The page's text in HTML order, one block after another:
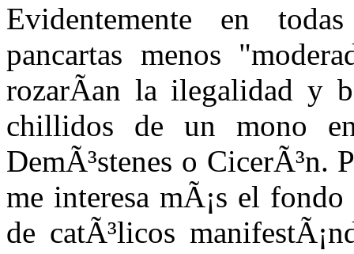
Evidentemente en
pancartas menos
rozarÃ­an la ilegalidad y
chillidos de un mono
DemÃ³stenes o CicerÃ³n.
me interesa mÃ¡s el
de catÃ³licos